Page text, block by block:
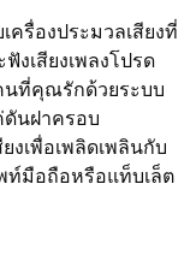
รื่องประมวลเสียงที่
งเสียงเพลงโปรด
ที่คุณรักด้วยระบบ
ดันฝาครอบ
งเพื่อเพลิดเพลินกับ
ท์มือถือหรือแท็บเล็ต